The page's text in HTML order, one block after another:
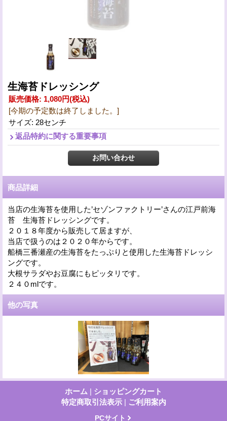
生海苔ドレッシング
販売価格: 1,080円(税込)
[今期の予定数は終了しました。]
サイズ: 28センチ
返品特約に関する重要事項
商品詳細
当店の生海苔を使用した’セゾンファクトリー’さんの江戸前海
苔 生海苔ドレッシングです。
２０１８年度から販売して居ますが、
当店で扱うのは２０２０年からです。
船橋三番瀬産の生海苔をたっぷりと使用した生海苔ドレッシ
ングです。
大根サラダやお豆腐にもピッタリです。
２４０mlです。
他の写真
ホーム | ショッピングカート
特定商取引法表示 | ご利用案内
PCサイト